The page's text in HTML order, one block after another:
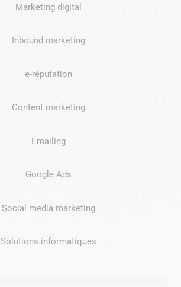
Marketing digital
Inbound marketing
e-réputation
Content marketing
Emailing
Google Ads
Social media marketing
Solutions informatiques